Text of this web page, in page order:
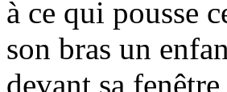
à ce qui pousse
son bras un
devant sa